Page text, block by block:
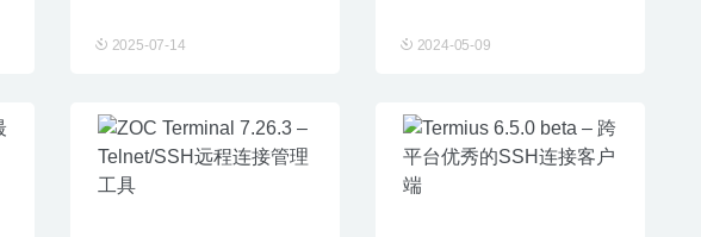
2025-07-14 2024-05-09